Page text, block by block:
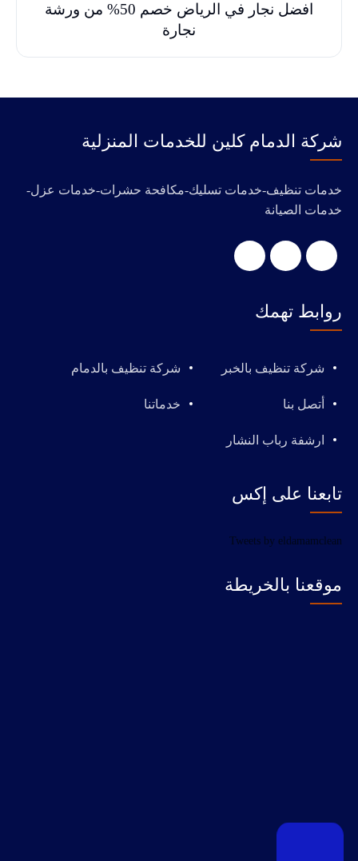
افضل نجار في الرياض خصم 50% من ورشة
نجارة
‭‬شركة الدمام كلين للخدمات المنزلية
خدمات تنظيف-خدمات تسليك-مكافحة حشرات-خدمات عزل-
خدمات الصيانة
روابط تهمك
شركة تنظيف بالخبر شركة تنظيف بالدمام
أتصل بنا خدماتنا
ارشفة رباب النشار
تابعنا على إكس
Tweets by eldamamclean
موقعنا بالخريطة